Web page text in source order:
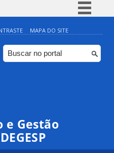
Simplifique!
Comunica BR
Participe
MAPA DO SITE
e Gestão